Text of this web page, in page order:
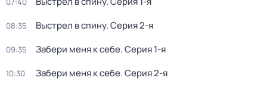
08:35 Выстрел в спину. Серия 2-я
09:35 Забери меня к себе. Серия 1-я
10:30 Забери меня к себе. Серия 2-я